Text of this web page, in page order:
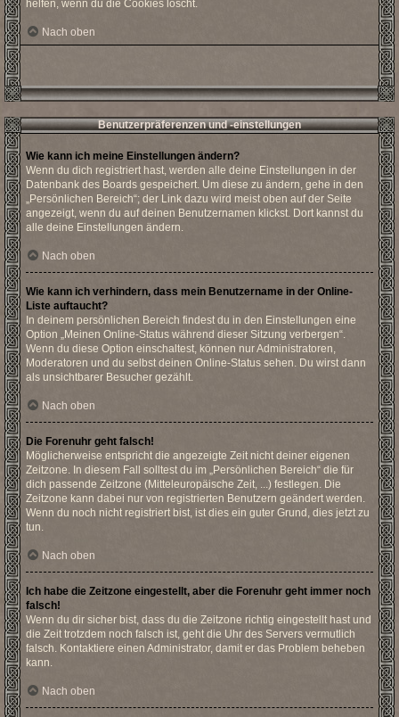
helfen, wenn du die Cookies löscht.
Nach oben
Benutzerpräferenzen und -einstellungen
Wie kann ich meine Einstellungen ändern?
Wenn du dich registriert hast, werden alle deine Einstellungen in der
Datenbank des Boards gespeichert. Um diese zu ändern, gehe in den
„Persönlichen Bereich“; der Link dazu wird meist oben auf der Seite
angezeigt, wenn du auf deinen Benutzernamen klickst. Dort kannst du
alle deine Einstellungen ändern.
Nach oben
Wie kann ich verhindern, dass mein Benutzername in der Online-
Liste auftaucht?
In deinem persönlichen Bereich findest du in den Einstellungen eine
Option „Meinen Online-Status während dieser Sitzung verbergen“.
Wenn du diese Option einschaltest, können nur Administratoren,
Moderatoren und du selbst deinen Online-Status sehen. Du wirst dann
als unsichtbarer Besucher gezählt.
Nach oben
Die Forenuhr geht falsch!
Möglicherweise entspricht die angezeigte Zeit nicht deiner eigenen
Zeitzone. In diesem Fall solltest du im „Persönlichen Bereich“ die für
dich passende Zeitzone (Mitteleuropäische Zeit, ...) festlegen. Die
Zeitzone kann dabei nur von registrierten Benutzern geändert werden.
Wenn du noch nicht registriert bist, ist dies ein guter Grund, dies jetzt zu
tun.
Nach oben
Ich habe die Zeitzone eingestellt, aber die Forenuhr geht immer noch
falsch!
Wenn du dir sicher bist, dass du die Zeitzone richtig eingestellt hast und
die Zeit trotzdem noch falsch ist, geht die Uhr des Servers vermutlich
falsch. Kontaktiere einen Administrator, damit er das Problem beheben
kann.
Nach oben